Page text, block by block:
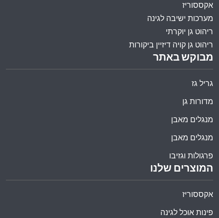
המוצרים שלנו
אקססוריז
פינות אוכל לגינה
מבוקש באתר
גריל גז
מדורות גן
מנגלים מאבן
מנגלים מאבן
פרגולות וגזיבו
אקססוריז
מערכות ישיבה לגינה
ריהוט גן יוקרתי
ריהוט גן קויה דיזיין ביקורות